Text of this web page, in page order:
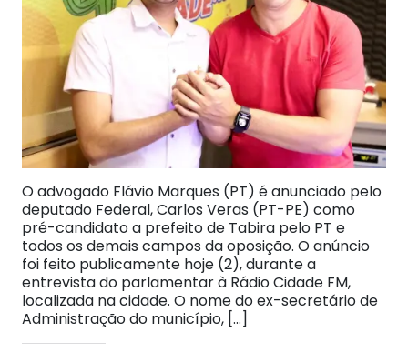
O advogado Flávio Marques (PT) é anunciado pelo
deputado Federal, Carlos Veras (PT-PE) como
pré-candidato a prefeito de Tabira pelo PT e
todos os demais campos da oposição. O anúncio
foi feito publicamente hoje (2), durante a
entrevista do parlamentar à Rádio Cidade FM,
localizada na cidade. O nome do ex-secretário de
Administração do município, […]